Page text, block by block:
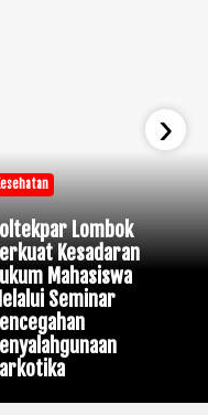
Lombok
Kesadaran
Mahasiswa
Seminar
›